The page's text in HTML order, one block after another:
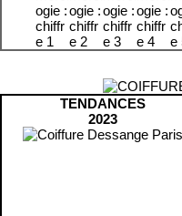
TENDANCES
2023